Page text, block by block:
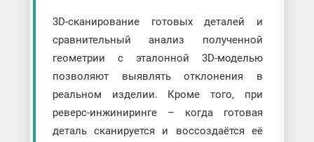
3D-сканирование готовых деталей и
сравнительный анализ полученной
геометрии с эталонной 3D-моделью
позволяют выявлять отклонения в
реальном изделии. Кроме того, при
реверс-инжиниринге – когда готовая
деталь сканируется и воссоздаётся её